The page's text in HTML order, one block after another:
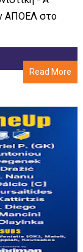
ΑΠΟΕΛ στο
Read More